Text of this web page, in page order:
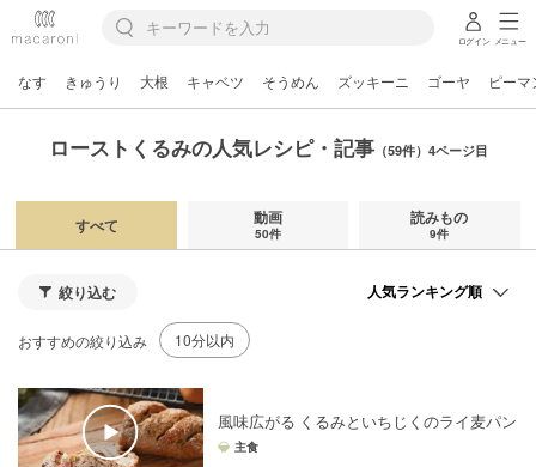
ログイン メニュー
なす きゅうり 大根 キャベツ そうめん ズッキーニ ゴーヤ ピーマ
ローストくるみの人気レシピ・記事（59件）4ページ目
すべて 動画
50件
読みもの
9件
絞り込む
おすすめの絞り込み 10分以内
風味広がる くるみといちじくのライ麦パン
主食